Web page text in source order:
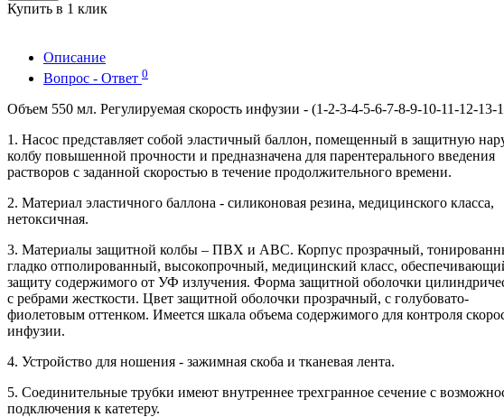
Купить в 1 клик
Описание
Вопрос - Ответ 0
Объем 550 мл. Регулируемая скорость инфузии - (1-2-3-4-5-6-7-8-9-10-11-12-13-
1. Насос представляет собой эластичный баллон, помещенный в защитную
колбу повышенной прочности и предназначена для парентерального введения
растворов с заданной скоростью в течение продолжительного времени.
2. Материал эластичного баллона - силиконовая резина, медицинского класса,
нетоксичная.
3. Материалы защитной колбы – ПВХ и АВС. Корпус прозрачный,
гладко отполированный, высокопрочный, медицинский класс,
защиту содержимого от УФ излучения. Форма защитной оболочки
с ребрами жесткости. Цвет защитной оболочки прозрачный, с голубовато-
фиолетовым оттенком. Имеется шкала объема содержимого для контроля
инфузии.
4. Устройство для ношения - зажимная скоба и тканевая лента.
5. Соединительные трубки имеют внутреннее трехгранное сечение с
подключения к катетеру.